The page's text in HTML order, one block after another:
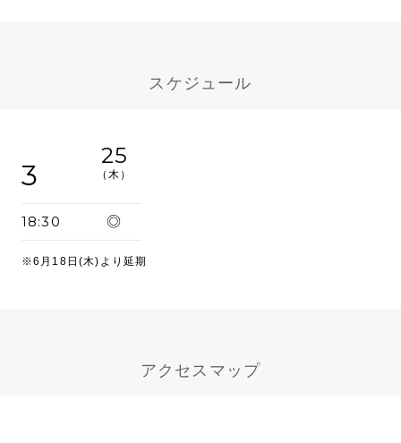
スケジュール
3
25
（木）
18:30 ◎
※6月18日(木)より延期
アクセスマップ